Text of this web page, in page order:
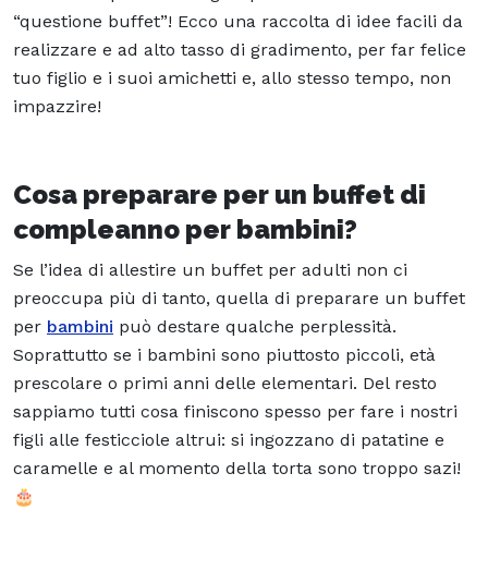
“questione buffet”! Ecco una raccolta di idee facili da
realizzare e ad alto tasso di gradimento, per far felice
tuo figlio e i suoi amichetti e, allo stesso tempo, non
impazzire!
Cosa preparare per un buffet di
compleanno per bambini?
Se l’idea di allestire un buffet per adulti non ci
preoccupa più di tanto, quella di preparare un buffet
per bambini può destare qualche perplessità.
Soprattutto se i bambini sono piuttosto piccoli, età
prescolare o primi anni delle elementari. Del resto
sappiamo tutti cosa finiscono spesso per fare i nostri
figli alle festicciole altrui: si ingozzano di patatine e
caramelle e al momento della torta sono troppo sazi!
🎂